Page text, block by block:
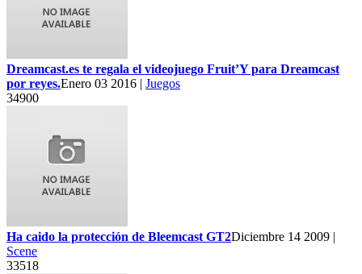
Dreamcast.es te regala el videojuego Fruit’Y para Dreamcast
por reyes.Enero 03 2016 | Juegos
34900
Ha caido la protección de Bleemcast GT2Diciembre 14 2009 |
Scene
33518